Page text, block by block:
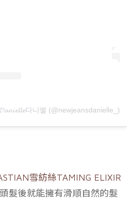
다니엘 (@newjeansdanielle_)
雪紡絲TAMING ELIXIR
髮後就能擁有滑順自然的髮